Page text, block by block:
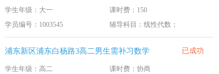
学生年级：大一
课时费：150
学员编号：1003545
辅导科目：线性代数；
浦东新区浦东白杨路3高二男生需补习数学 已成功
学生年级：高二
课时费：协商